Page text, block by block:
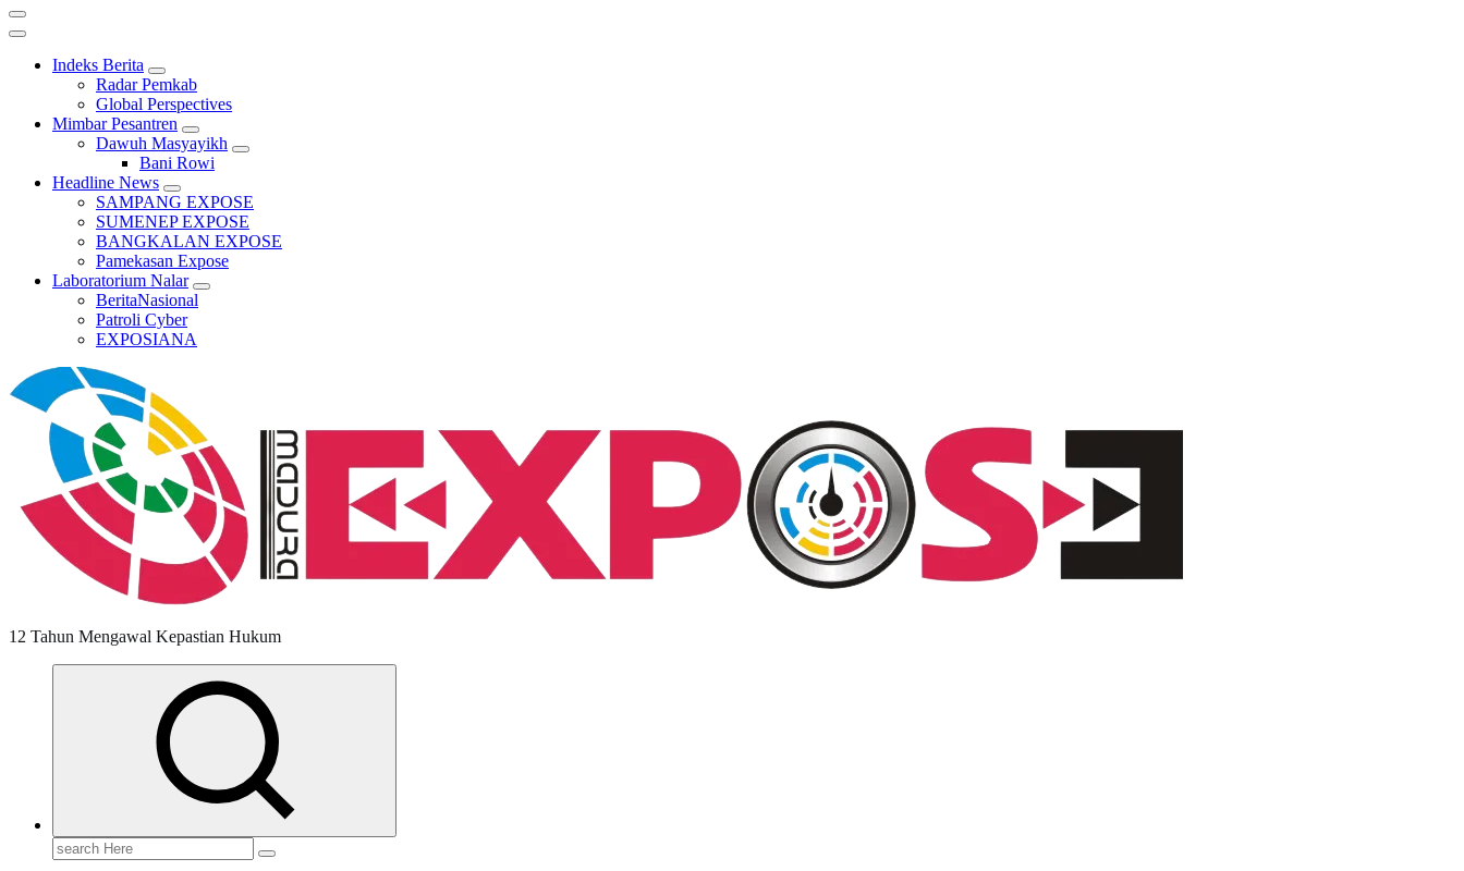
Indeks Berita
Radar Pemkab
Global Perspectives
Mimbar Pesantren
Dawuh Masyayikh
Bani Rowi
Headline News
SAMPANG EXPOSE
SUMENEP EXPOSE
BANGKALAN EXPOSE
Pamekasan Expose
Laboratorium Nalar
BeritaNasional
Patroli Cyber
EXPOSIANA
12 Tahun Mengawal Kepastian Hukum
Search
for: